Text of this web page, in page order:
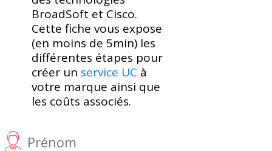
BroadSoft et Cisco.
Cette fiche vous expose
(en moins de 5min) les
différentes étapes pour
créer un service UC à
votre marque ainsi que
les coûts associés.